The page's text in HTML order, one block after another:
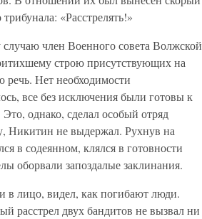
«Расстрелять!»
член Военного совета Волжской
строю присутствующих на
Нет необходимости
все без исключения были готовы к
однако, сделал особый отряд
Никитин не выдержал. Рухнув на
в содеянном, клялся в готовности
оборвали запоздалые заклинания.
в лицо, видел, как погибают люди.
расстрел двух бандитов не вызвал ни